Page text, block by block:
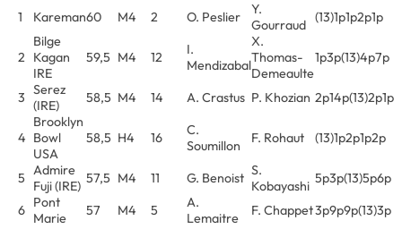
1 Kareman60 M4 2 O. Peslier
Y.
Gourraud (13)1p1p2p1p
2
Bilge
Kagan
IRE
59,5 M4 12
I.
Mendizabal
X.
Thomas-
Demeaulte
1p3p(13)4p7p
3 Serez
(IRE)
58,5 M4 14 A. Crastus P. Khozian 2p14p(13)2p1p
4
Brooklyn
Bowl
USA
58,5 H4 16
C.
Soumillon
F. Rohaut (13)1p2p1p2p
5 Admire
Fuji (IRE) 57,5 M4 11 G. Benoist S.
Kobayashi 5p3p(13)5p6p
6 Pont
Marie
57 M4 5
A.
Lemaitre
F. Chappet3p9p9p(13)3p